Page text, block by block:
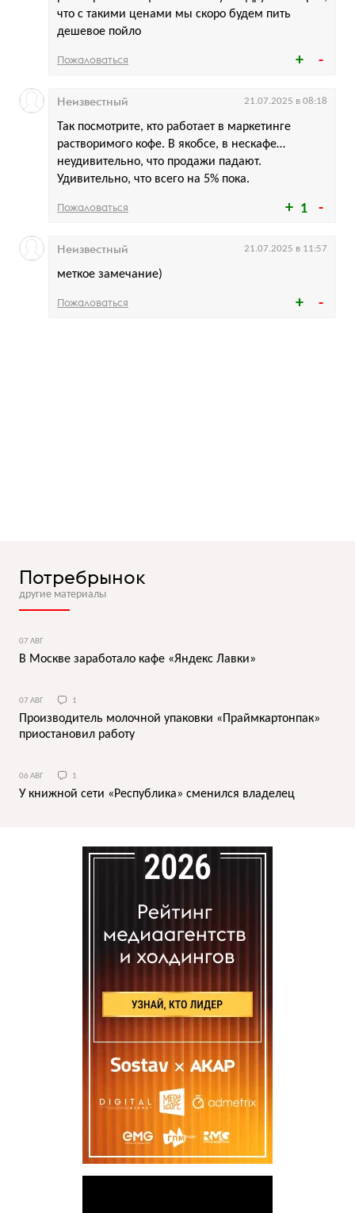
что с такими ценами мы скоро будем пить
дешевое пойло
Пожаловаться
1
Так посмотрите, кто работает в маркетинге
растворимого кофе. В якобсе, в нескафе…
неудивительно, что продажи падают.
Удивительно, что всего на 5% пока.
Неизвестный 21.07.2025 в 08:18
Пожаловаться
меткое замечание)
Неизвестный 21.07.2025 в 11:57
Пожаловаться
Потребрынок
другие материалы
07 АВГ
В Москве заработало кафе «Яндекс Лавки»
07 АВГ 1
Производитель молочной упаковки «Праймкартонпак»
приостановил работу
06 АВГ 1
У книжной сети «Республика» сменился владелец